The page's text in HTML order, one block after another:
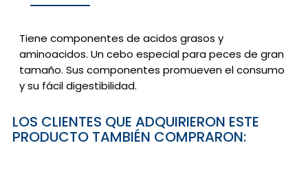
Tiene componentes de acidos grasos y
aminoacidos. Un cebo especial para peces de gran
tamaño. Sus componentes promueven el consumo
y su fácil digestibilidad.
LOS CLIENTES QUE ADQUIRIERON ESTE
PRODUCTO TAMBIÉN COMPRARON: